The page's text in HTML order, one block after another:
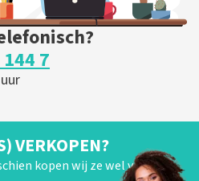
7
VERKOPEN?
kopen wij ze wel van je!